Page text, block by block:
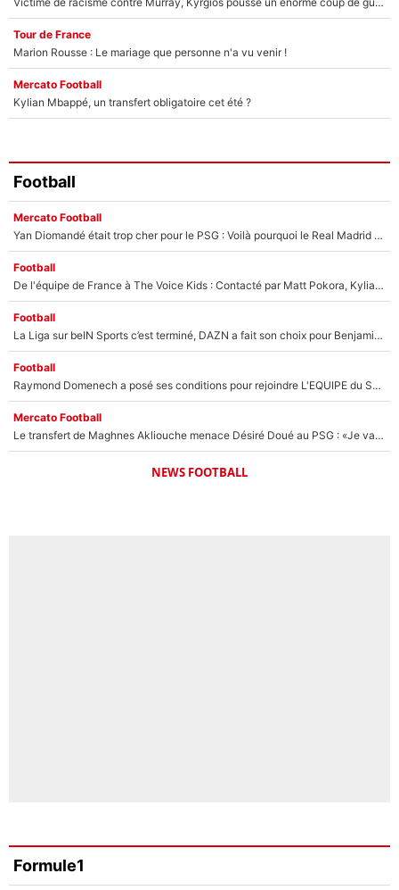
Tour de France
Marion Rousse : Le mariage que personne n'a vu venir !
Mercato Football
Kylian Mbappé, un transfert obligatoire cet été ?
Football
Mercato Football
Yan Diomandé était trop cher pour le PSG : Voilà pourquoi le Real Madrid a accepté de payer la somme record de 140M€ pour boucler son transfert !
Football
De l'équipe de France à The Voice Kids : Contacté par Matt Pokora, Kylian Mbappé a accepté de jouer un rôle inédit sur TF1 !
Football
La Liga sur beIN Sports c’est terminé, DAZN a fait son choix pour Benjamin Da Silva et Omar Da Fonseca !
Football
Raymond Domenech a posé ses conditions pour rejoindre L'EQUIPE du Soir : Il refuse de faire l'émission avec un autre chroniqueur !
Mercato Football
Le transfert de Maghnes Akliouche menace Désiré Doué au PSG : «Je valide à 200%»
NEWS FOOTBALL
Formule1